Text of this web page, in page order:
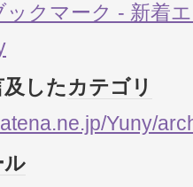
ックマーク - 新着
したカテゴリ
Yuny/
ル